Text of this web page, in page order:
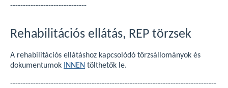
------------------------------
Rehabilitációs ellátás, REP törzsek
A rehabilitációs ellátáshoz kapcsolódó törzsállományok és
dokumentumok
INNEN tölthetők le.
---------------------------------------------------------------------------------